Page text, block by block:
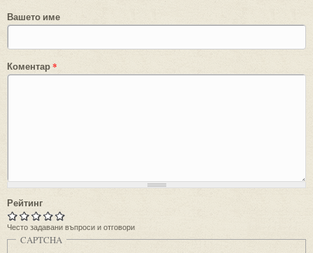
Вашето име
Коментар*
Рейтинг
Често задавани въпроси и отговори
CAPTCHA